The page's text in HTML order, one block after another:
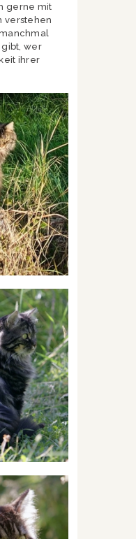
gerne mit
verstehen
wer
ihrer